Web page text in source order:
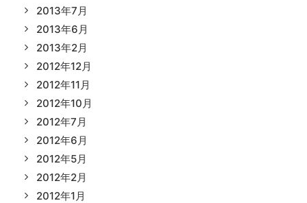
2013年7月
2013年6月
2013年2月
2012年12月
2012年11月
2012年10月
2012年7月
2012年6月
2012年5月
2012年2月
2012年1月